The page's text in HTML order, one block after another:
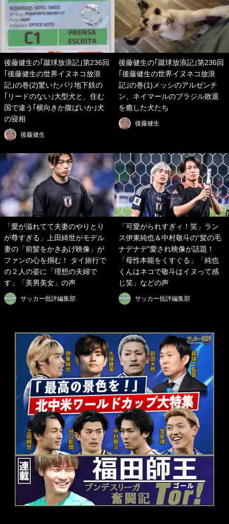
後藤健生の｢蹴球放浪記｣第236回
｢後藤健生の世界イヌネコ放浪
記｣の巻(2)驚いたパリ地下鉄の
｢リードのない｣大型犬と、住む
国で違う｢横向きか腹ばいか｣犬
の寝相
後藤健生
後藤健生の｢蹴球放浪記｣第236回
｢後藤健生の世界イヌネコ放浪
記｣の巻(1)メッシのアルゼンチ
ン、ネイマールのブラジル敗退
を癒した犬たち
後藤健生
「愛が溢れてて夫妻のやりとり
が尊すぎる」上田綺世がモデル
妻の「前髪をかきあげ映像」が
ファンの心を掴む！ タイ旅行で
の２人の姿に「理想の夫婦で
す」「美男美女」の声
サッカー批評編集部
「可愛がられすぎィ！笑」ラン
ス伊東純也＆中村敬斗の“髪の毛
ナデナデ”愛され映像が話題！
「母性本能をくすぐる」「純也
くんはネコで敬斗はイヌって感
じ笑」などの声
サッカー批評編集部